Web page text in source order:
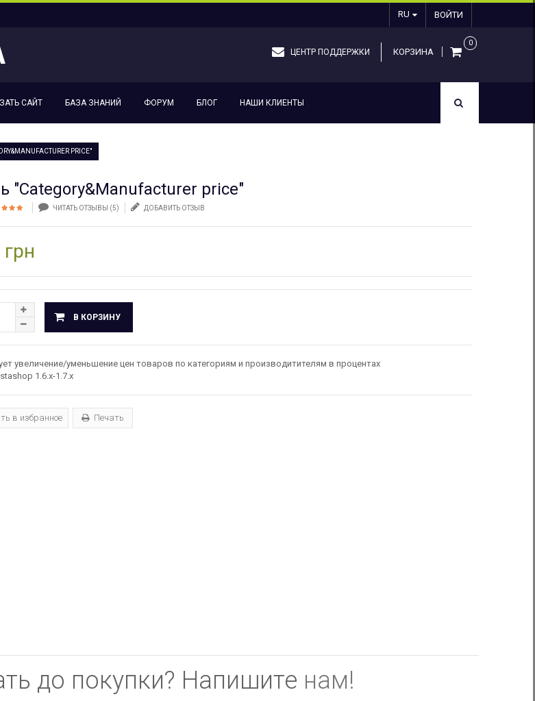
ВОЙТИ
RU
КОРЗИНА
0
ЦЕНТР ПОДДЕРЖКИ
САЙТ БАЗА ЗНАНИЙ ФОРУМ БЛОГ НАШИ КЛИЕНТЫ
PRICE"
"Category&Manufacturer price"
ЧИТАТЬ ОТЗЫВЫ (5) ДОБАВИТЬ ОТЗЫВ
В КОРЗИНУ
увеличение/уменьшение цен товаров по категориям и производитителям в процентах
1.6.x-1.7.х
в избранное Печать
до покупки? Напишите нам!